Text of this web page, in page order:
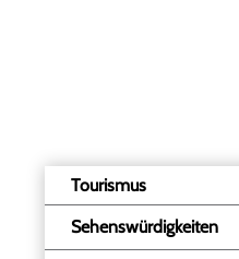
Tourismus
Sehenswürdigkeiten